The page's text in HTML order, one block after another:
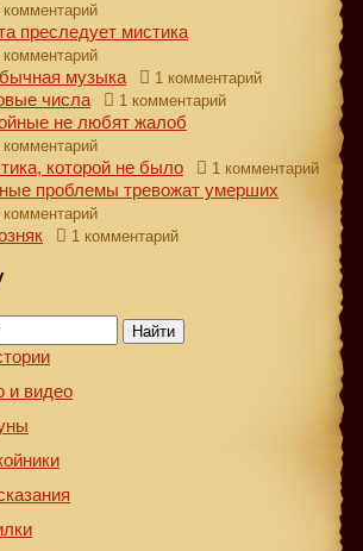
комментарий
преследует мистика
комментарий
музыка 1 комментарий
числа 1 комментарий
не любят жалоб
комментарий
которой не было 1 комментарий
проблемы тревожат умерших
комментарий
1 комментарий
Найти
и видео